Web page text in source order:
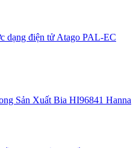
dạng điện tử Atago PAL-EC
Sản Xuất Bia HI96841 Hanna